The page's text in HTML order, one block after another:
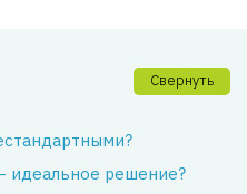
Свернуть
идеальное решение?